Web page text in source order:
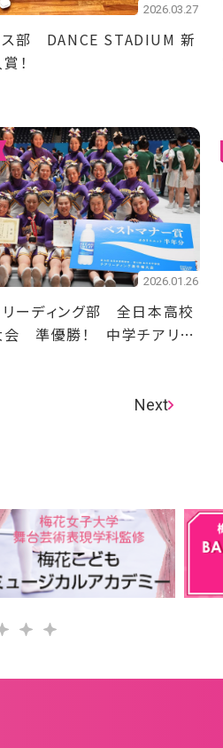
2026.03.27
ス部 DANCE STADIUM 新
！
2026.01.26
ーディング部 全日本高校
会 準優勝！ 中学チアリー
Next